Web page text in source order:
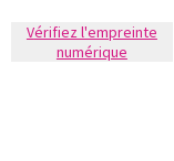
Vérifiez l'empreinte
numérique